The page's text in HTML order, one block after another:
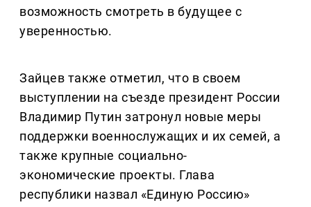
возможность смотреть в будущее с
уверенностью.
Зайцев также отметил, что в своем
выступлении на съезде президент России
Владимир Путин затронул новые меры
поддержки военнослужащих и их семей, а
также крупные социально-
экономические проекты. Глава
республики назвал «Единую Россию»